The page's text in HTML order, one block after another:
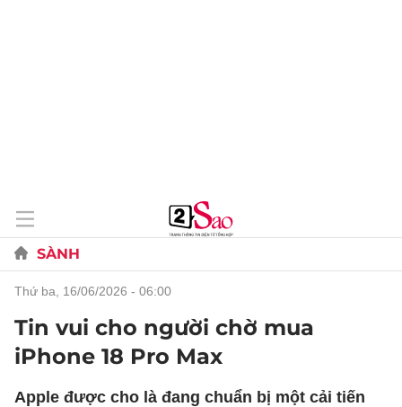
SÀNH
thứ ba, 16/06/2026 - 06:00
Tin vui cho người chờ mua
iPhone 18 Pro Max
Apple được cho là đang chuẩn bị một cải tiến